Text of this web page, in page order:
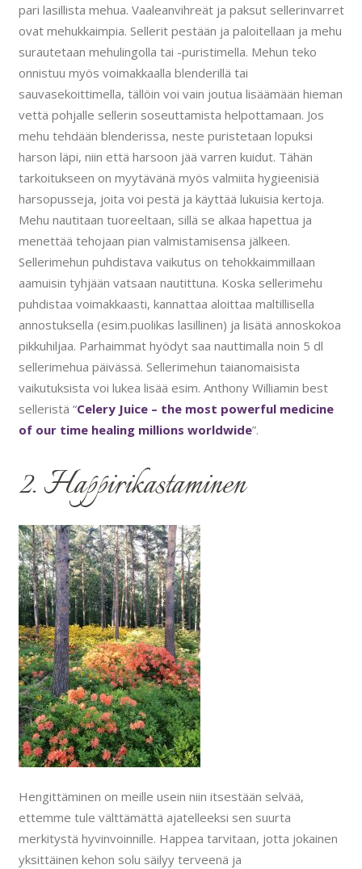
pari lasillista mehua. Vaaleanvihreät ja paksut sellerinvarret
ovat mehukkaimpia. Sellerit pestään ja paloitellaan ja mehu
surautetaan mehulingolla tai -puristimella. Mehun teko
onnistuu myös voimakkaalla blenderillä tai
sauvasekoittimella, tällöin voi vain joutua lisäämään hieman
vettä pohjalle sellerin soseuttamista helpottamaan. Jos
mehu tehdään blenderissa, neste puristetaan lopuksi
harson läpi, niin että harsoon jää varren kuidut. Tähän
tarkoitukseen on myytävänä myös valmiita hygieenisiä
harsopusseja, joita voi pestä ja käyttää lukuisia kertoja.
Mehu nautitaan tuoreeltaan, sillä se alkaa hapettua ja
menettää tehojaan pian valmistamisensa jälkeen.
Sellerimehun puhdistava vaikutus on tehokkaimmillaan
aamuisin tyhjään vatsaan nautittuna. Koska sellerimehu
puhdistaa voimakkaasti, kannattaa aloittaa maltillisella
annostuksella (esim.puolikas lasillinen) ja lisätä annoskokoa
pikkuhiljaa. Parhaimmat hyödyt saa nauttimalla noin 5 dl
sellerimehua päivässä. Sellerimehun taianomaisista
vaikutuksista voi lukea lisää esim. Anthony Williamin best
selleristä “Celery Juice – the most powerful medicine
of our time healing millions worldwide”.
2. Happirikastaminen
Hengittäminen on meille usein niin itsestään selvää,
ettemme tule välttämättä ajatelleeksi sen suurta
merkitystä hyvinvoinnille. Happea tarvitaan, jotta jokainen
yksittäinen kehon solu säilyy terveenä ja